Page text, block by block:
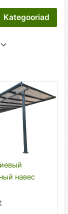
Kategooriad
навес